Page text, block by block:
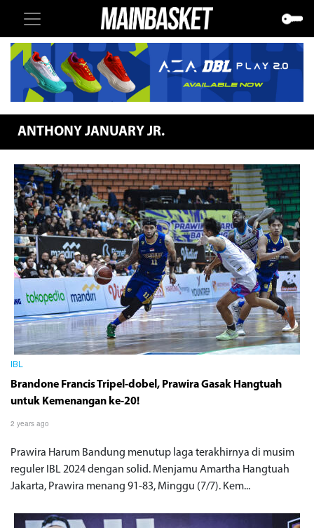
ANTHONY JANUARY JR.
IBL
Brandone Francis Tripel-dobel, Prawira Gasak Hangtuah
untuk Kemenangan ke-20!
2 years ago
Prawira Harum Bandung menutup laga terakhirnya di musim
reguler IBL 2024 dengan solid. Menjamu Amartha Hangtuah
Jakarta, Prawira menang 91-83, Minggu (7/7). Kem...